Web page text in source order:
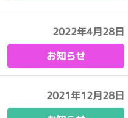
2022年4月28日
お知らせ
2021年12月28日